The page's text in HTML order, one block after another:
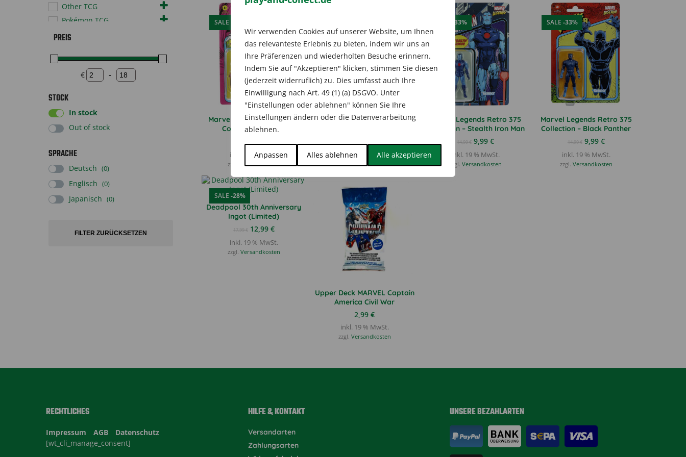
Wir verwenden Cookies auf unserer Website, um Ihnen
das relevanteste Erlebnis zu bieten, indem wir uns an
Ihre Präferenzen und wiederholten Besuche erinnern.
Indem Sie auf "Akzeptieren" klicken, stimmen Sie diesen
(jederzeit widerruflich) zu. Dies umfasst auch Ihre
Einwilligung nach Art. 49 (1) (a) DSGVO. Unter
"Einstellungen oder ablehnen" können Sie Ihre
Einstellungen ändern oder die Datenverarbeitung
ablehnen.
Anpassen Alles ablehnen Alle akzeptieren
Other TCG
Pokémon TCG
Sonstiges
Supplies
PREIS
€ Minimum Price
-
Maximum Price
STOCK
In stock
Out of stock
SPRACHE
Deutsch (0)
Englisch (0)
Japanisch (0)
FILTER ZURÜCKSETZEN
SALE
Marvel Legends Retro 375
Collection – Storm
war:
24,99 €
ist:
17,99 €.
inkl. 19 % MwSt.
zzgl. Versandkosten
Marvel Legends Retro 375
war:
14,99 €
Preis
ist:
9,99 €.
inkl. 19 % MwSt.
zzgl.Versandkosten
-33%
Marvel Legends Retro 375
Collection – Stealth Iron Man
14,99€ Ursprünglicher
war:
14,99 €
9,99 €Aktueller
ist:
9,99 €.
inkl. 19 % MwSt.
zzgl. Versandkosten
SALE -33%
Marvel Legends Retro 375
Collection – Black Panther
14,99€ Ursprünglicher
war:
14,99 €
9,99 €Aktueller
ist:
9,99 €.
inkl. 19 % MwSt.
zzgl. Versandkosten
SALE -28%
Deadpool 30th Anniversary
Ingot (Limited)
17,99€ Ursprünglicher
war:
17,99 €
12,99 €Aktueller
ist:
12,99 €.
inkl. 19 % MwSt.
zzgl. Versandkosten
Upper Deck MARVEL Captain
America Civil War
2,99€
inkl. 19 % MwSt.
zzgl. Versandkosten
RECHTLICHES
Impressum AGB
Datenschutz
[wt_cli_manage_consent]
HILFE & KONTAKT
Versandarten
Zahlungsarten
UNSERE BEZAHLARTEN